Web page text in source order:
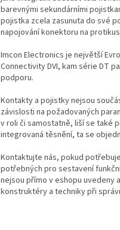
barevnými sekundárními
pojistka zcela zasunuta do své
napojování konektoru na
Imcon Electronics je největší
Connectivity DVI, kam série DT
podporu.
Kontakty a pojistky nejsou
závislosti na požadovaných
v roli či samostatně, liší se také
integrovaná těsnění, ta se
Kontaktujte nás, pokud
potřebných pro sestavení
nejsou přímo v eshopu uvedeny
konstruktéry a techniky při